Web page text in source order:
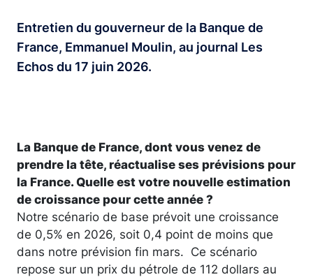
Entretien du gouverneur de la Banque de
France, Emmanuel Moulin, au journal Les
Echos du 17 juin 2026.
La Banque de France, dont vous venez de
prendre la tête, réactualise ses prévisions pour
la France. Quelle est votre nouvelle estimation
de croissance pour cette année ?
Notre scénario de base prévoit une croissance
de 0,5% en 2026, soit 0,4 point de moins que
dans notre prévision fin mars. Ce scénario
repose sur un prix du pétrole de 112 dollars au